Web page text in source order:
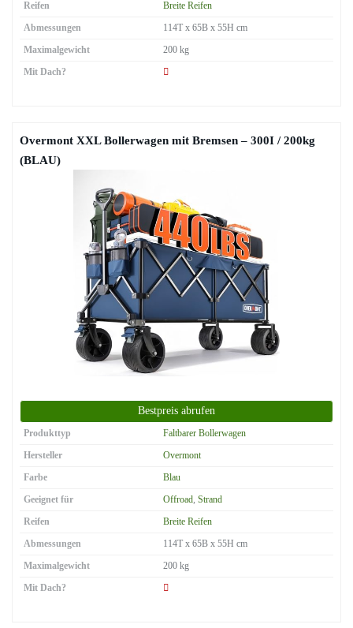
Reifen
Breite Reifen
Abmessungen
114T x 65B x 55H cm
Maximalgewicht
200 kg
Mit Dach?
Overmont XXL Bollerwagen mit Bremsen – 300I / 200kg
(BLAU)
Produkttyp
Faltbarer Bollerwagen
Hersteller
Overmont
Farbe
Blau
Geeignet für
Offroad, Strand
Reifen
Breite Reifen
Abmessungen
114T x 65B x 55H cm
Maximalgewicht
200 kg
Mit Dach?